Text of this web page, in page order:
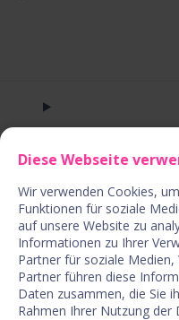
Diese Webseite
Wir verwenden Cookies,
Funktionen für soziale
auf unsere Website zu
Informationen zu Ihrer
Partner für soziale Medien,
Partner führen diese
Daten zusammen, die Sie
Rahmen Ihrer Nutzung der
NEW YORK